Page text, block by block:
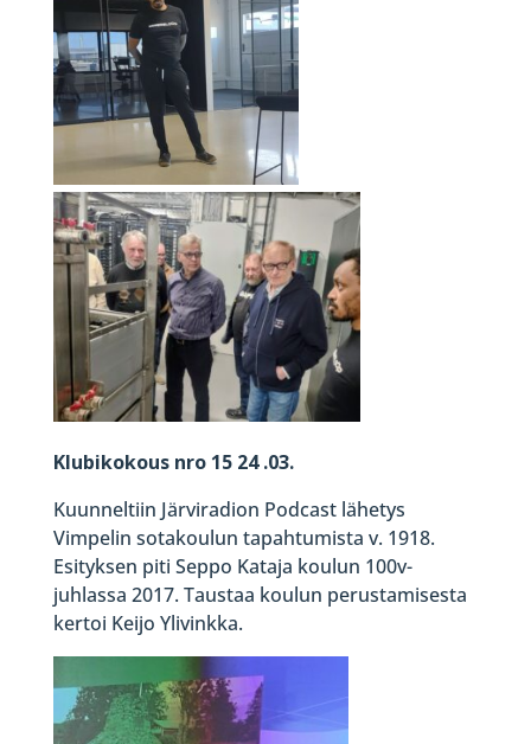
Klubikokous nro 15 24 .03.
Kuunneltiin Järviradion Podcast lähetys
Vimpelin sotakoulun tapahtumista v. 1918.
Esityksen piti Seppo Kataja koulun 100v-
juhlassa 2017. Taustaa koulun perustamisesta
kertoi Keijo Ylivinkka.